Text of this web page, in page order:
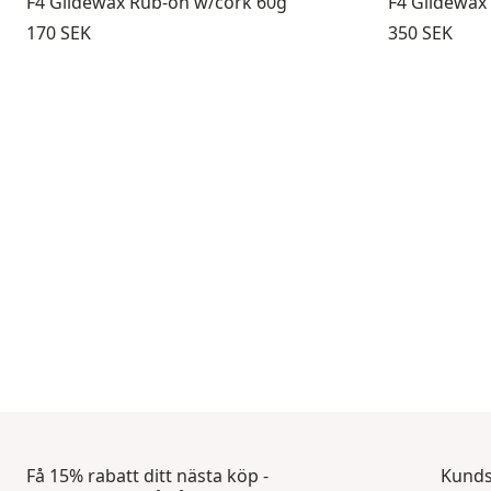
Pris:
170 SEK
Pris:
350 SEK
Få 15% rabatt ditt nästa köp -